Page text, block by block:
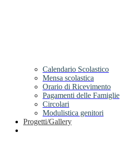
Calendario Scolastico
Mensa scolastica
Orario di Ricevimento
Pagamenti delle Famiglie
Circolari
Modulistica genitori
Progetti/Gallery